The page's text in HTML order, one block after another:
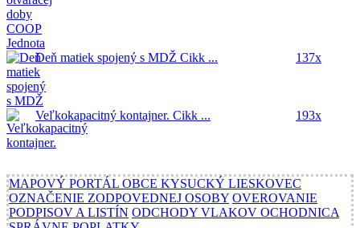
Deň matiek spojený s MDŽ Cikk ... 137x
Veľkokapacitný kontajner. Cikk ... 193x
MAPOVÝ PORTÁL OBCE KYSUCKÝ LIESKOVEC
OZNAČENIE ZODPOVEDNEJ OSOBY OVEROVANIE
PODPISOV A LISTÍN ODCHODY VLAKOV OCHODNICA